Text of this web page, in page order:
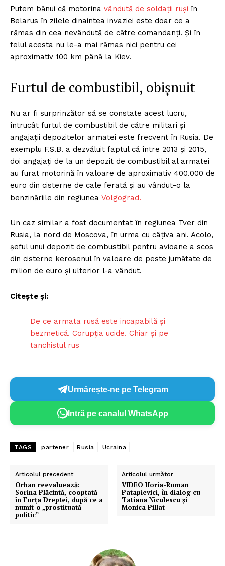
Putem bănui că motorina vândută de soldații ruși în
Belarus în zilele dinaintea invaziei este doar ce a
rămas din cea nevândută de către comandanți. Și în
felul acesta nu le-a mai rămas nici pentru cei
aproximativ 100 km până la Kiev.
Furtul de combustibil, obișnuit
Nu ar fi surprinzător să se constate acest lucru,
întrucât furtul de combustibil de către militari și
angajații depozitelor armatei este frecvent în Rusia. De
exemplu F.S.B. a dezvăluit faptul că între 2013 și 2015,
doi angajați de la un depozit de combustibil al armatei
au furat motorină în valoare de aproximativ 400.000 de
euro din cisterne de cale ferată și au vândut-o la
benzinăriile din regiunea Volgograd.
Un caz similar a fost documentat în regiunea Tver din
Rusia, la nord de Moscova, în urma cu câțiva ani. Acolo,
șeful unui depozit de combustibil pentru avioane a scos
din cisterne kerosenul în valoare de peste jumătate de
milion de euro și ulterior l-a vândut.
Citește și:
De ce armata rusă este incapabilă și
bezmetică. Corupția ucide. Chiar și pe
tanchistul rus
Urmărește-ne pe Telegram
Intră pe canalul WhatsApp
TAGS partener Rusia Ucraina
Articolul precedent
Orban reevaluează:
Sorina Plăcintă, cooptată
în Forța Dreptei, după ce a
numit-o „prostituată
politic”
Articolul următor
VIDEO Horia-Roman
Patapievici, în dialog cu
Tatiana Niculescu și
Monica Pillat